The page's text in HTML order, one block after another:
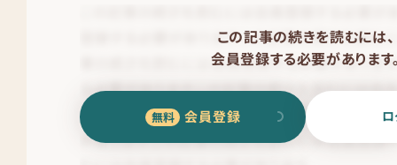
この記事の続きを読むには、
会員登録する必要があります
会員登録